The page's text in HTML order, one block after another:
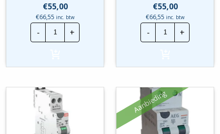
€55,00
€66,55 inc. btw
-
ABB
Pro
M
|
30mA
B-
kar.
6kA
hoeveelheid
+
€55,00
€66,55 inc. btw
-
ABB
Pro
M
|
16A
1P+N
30mA
B.kar.
6kA
hoeveelheid
+
Aanbieding